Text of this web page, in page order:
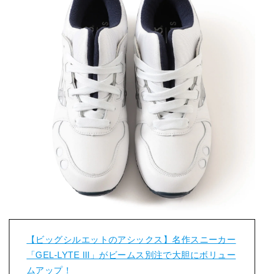
【ビッグシルエットのアシックス】名作スニーカー
「GEL-LYTE III」がビームス別注で大胆にボリュー
ムアップ！